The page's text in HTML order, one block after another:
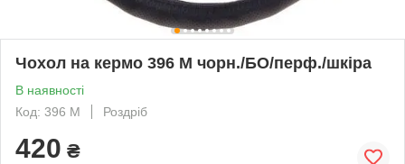
Чохол на кермо 396 M чорн./БО/перф./шкіра
В наявності
Код: 396 M
Роздріб
420 ₴